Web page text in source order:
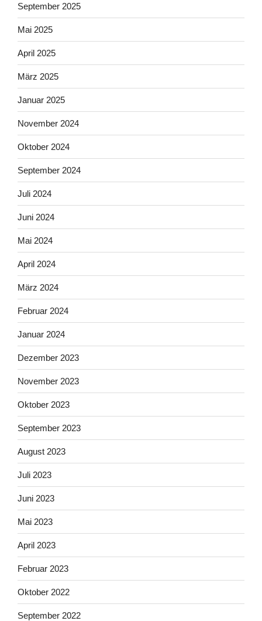
September 2025
Mai 2025
April 2025
März 2025
Januar 2025
November 2024
Oktober 2024
September 2024
Juli 2024
Juni 2024
Mai 2024
April 2024
März 2024
Februar 2024
Januar 2024
Dezember 2023
November 2023
Oktober 2023
September 2023
August 2023
Juli 2023
Juni 2023
Mai 2023
April 2023
Februar 2023
Oktober 2022
September 2022